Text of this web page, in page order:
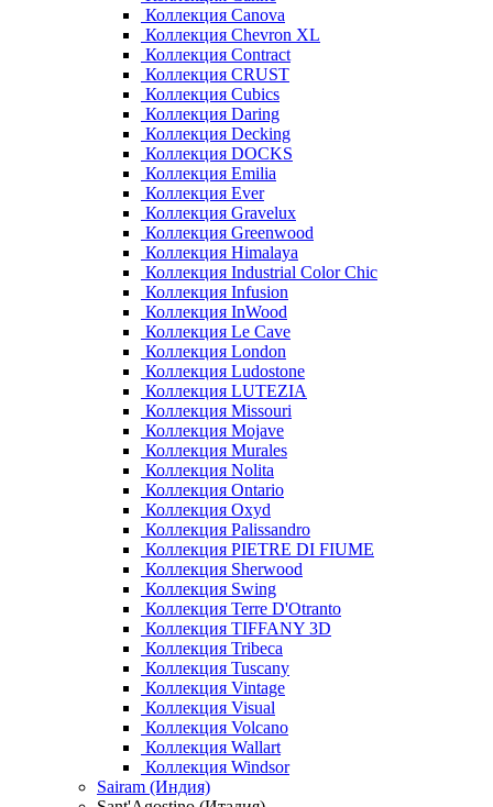
Коллекция Canova
Коллекция Chevron XL
Коллекция Contract
Коллекция CRUST
Коллекция Cubics
Коллекция Daring
Коллекция Decking
Коллекция DOCKS
Коллекция Emilia
Коллекция Ever
Коллекция Gravelux
Коллекция Greenwood
Коллекция Himalaya
Коллекция Industrial Color Chic
Коллекция Infusion
Коллекция InWood
Коллекция Le Cave
Коллекция London
Коллекция Ludostone
Коллекция LUTEZIA
Коллекция Missouri
Коллекция Mojave
Коллекция Murales
Коллекция Nolita
Коллекция Ontario
Коллекция Oxyd
Коллекция Palissandro
Коллекция PIETRE DI FIUME
Коллекция Sherwood
Коллекция Swing
Коллекция Terre D'Otranto
Коллекция TIFFANY 3D
Коллекция Tribeca
Коллекция Tuscany
Коллекция Vintage
Коллекция Visual
Коллекция Volcano
Коллекция Wallart
Коллекция Windsor
Sairam (Индия)